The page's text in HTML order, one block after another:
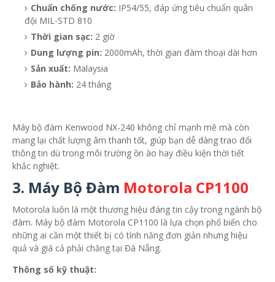
Chuẩn chống nước: IP54/55, đáp ứng tiêu chuẩn quân
đội MIL-STD 810
Thời gian sạc: 2 giờ
Dung lượng pin: 2000mAh, thời gian đàm thoại dài hơn
Sản xuất: Malaysia
Bảo hành: 24 tháng
Máy bộ đàm Kenwood NX-240 không chỉ mạnh mẽ mà còn
mang lại chất lượng âm thanh tốt, giúp bạn dễ dàng trao đổi
thông tin dù trong môi trường ồn ào hay điều kiện thời tiết
khắc nghiệt.
3. Máy Bộ Đàm Motorola CP1100
Motorola luôn là một thương hiệu đáng tin cậy trong ngành bộ
đàm. Máy bộ đàm Motorola CP1100 là lựa chọn phổ biến cho
những ai cần một thiết bị có tính năng đơn giản nhưng hiệu
quả và giá cả phải chăng tại Đà Nẵng.
Thông số kỹ thuật: